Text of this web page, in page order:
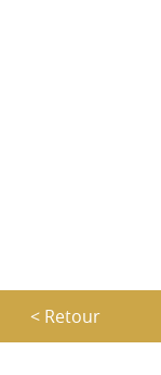
< Retour